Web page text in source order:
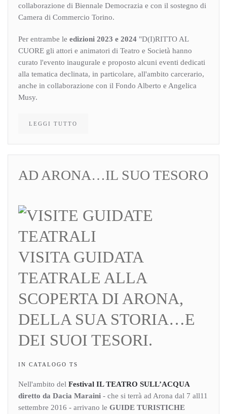
collaborazione di Biennale Democrazia e con il sostegno di
Camera di Commercio Torino.
Per entrambe le edizioni 2023 e 2024 "D(I)RITTO AL
CUORE gli attori e animatori di Teatro e Società hanno
curato l'evento inaugurale e proposto alcuni eventi dedicati
alla tematica declinata, in particolare, all'ambito carcerario,
anche in collaborazione con il Fondo Alberto e Angelica
Musy.
LEGGI TUTTO
AD ARONA…IL SUO TESORO
VISITA GUIDATA
TEATRALE ALLA
SCOPERTA DI ARONA,
DELLA SUA STORIA…E
DEI SUOI TESORI.
IN CATALOGO TS
Nell'ambito del Festival IL TEATRO SULL’ACQUA
diretto da Dacia Maraini - che si terrà ad Arona dal 7 all11
settembre 2016 - arrivano le GUIDE TURISTICHE